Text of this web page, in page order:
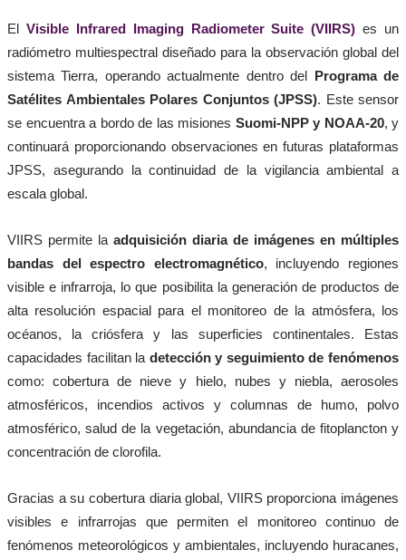
El Visible Infrared Imaging Radiometer Suite (VIIRS) es un
radiómetro multiespectral diseñado para la observación global del
sistema Tierra, operando actualmente dentro del Programa de
Satélites Ambientales Polares Conjuntos (JPSS). Este sensor
se encuentra a bordo de las misiones Suomi-NPP y NOAA-20, y
continuará proporcionando observaciones en futuras plataformas
JPSS, asegurando la continuidad de la vigilancia ambiental a
escala global.
VIIRS permite la adquisición diaria de imágenes en múltiples
bandas del espectro electromagnético, incluyendo regiones
visible e infrarroja, lo que posibilita la generación de productos de
alta resolución espacial para el monitoreo de la atmósfera, los
océanos, la criósfera y las superficies continentales. Estas
capacidades facilitan la detección y seguimiento de fenómenos
como: cobertura de nieve y hielo, nubes y niebla, aerosoles
atmosféricos, incendios activos y columnas de humo, polvo
atmosférico, salud de la vegetación, abundancia de fitoplancton y
concentración de clorofila.
Gracias a su cobertura diaria global, VIIRS proporciona imágenes
visibles e infrarrojas que permiten el monitoreo continuo de
fenómenos meteorológicos y ambientales, incluyendo huracanes,